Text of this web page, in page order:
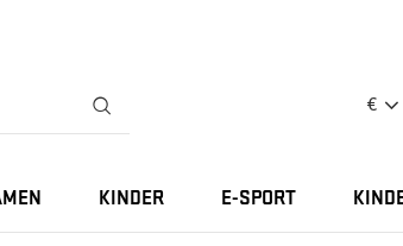
€
KINDER E-SPORT